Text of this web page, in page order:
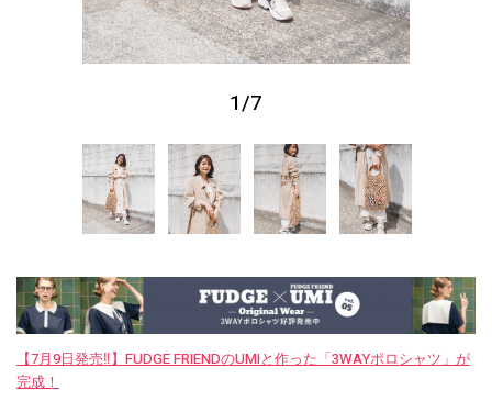
1/7
【7月9日発売‼︎】FUDGE FRIENDのUMIと作った「3WAYポロシャツ」が
完成！